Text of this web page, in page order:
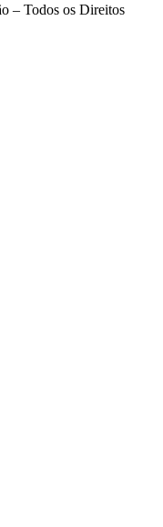
– Todos os Direitos